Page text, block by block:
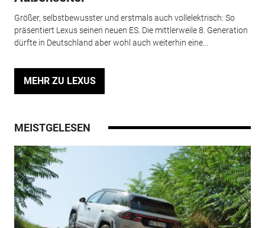
Größer, selbstbewusster und erstmals auch vollelektrisch: So
präsentiert Lexus seinen neuen ES. Die mittlerweile 8. Generation
dürfte in Deutschland aber wohl auch weiterhin eine...
MEHR ZU LEXUS
MEISTGELESEN